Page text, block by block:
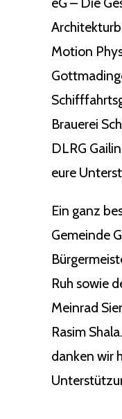
Motion
Brauerei
DLRG
eure
Ein ganz
Gemeinde
Ruh sowie
Meinrad
Rasim
danken wir